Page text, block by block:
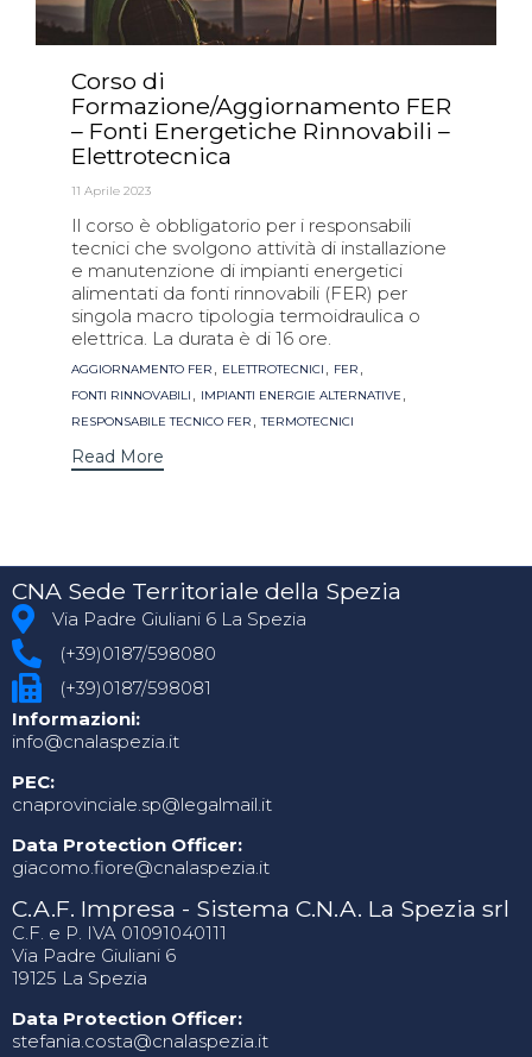
Corso di
Formazione/Aggiornamento FER
– Fonti Energetiche Rinnovabili –
Elettrotecnica
11 Aprile 2023
Il corso è obbligatorio per i responsabili
tecnici che svolgono attività di installazione
e manutenzione di impianti energetici
alimentati da fonti rinnovabili (FER) per
singola macro tipologia termoidraulica o
elettrica. La durata è di 16 ore.
Tags
AGGIORNAMENTO FER , ELETTROTECNICI , FER ,
FONTI RINNOVABILI , IMPIANTI ENERGIE ALTERNATIVE ,
RESPONSABILE TECNICO FER ,TERMOTECNICI
Read More
CNA Sede Territoriale della Spezia
Via Padre Giuliani 6 La Spezia
(+39)0187/598080
(+39)0187/598081
Informazioni:
info@cnalaspezia.it
PEC:
cnaprovinciale.sp@legalmail.it
Data Protection Officer:
giacomo.fiore@cnalaspezia.it
C.A.F. Impresa - Sistema C.N.A. La Spezia srl
C.F. e P. IVA 01091040111
Via Padre Giuliani 6
19125 La Spezia
Data Protection Officer:
stefania.costa@cnalaspezia.it